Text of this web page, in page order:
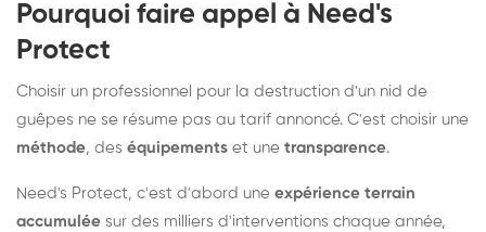
Pourquoi faire appel à Need's
Protect
Choisir un professionnel pour la destruction d'un nid de
guêpes ne se résume pas au tarif annoncé. C'est choisir une
méthode, des équipements et une transparence.
Need's Protect, c'est d'abord une expérience terrain
accumulée sur des milliers d'interventions chaque année,